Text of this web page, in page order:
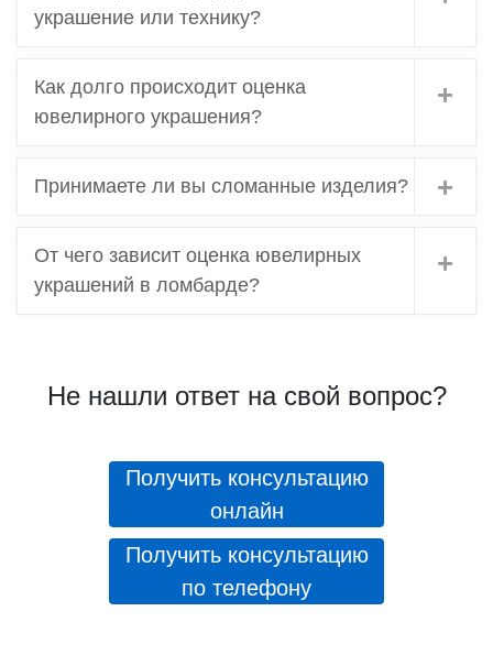
украшение или технику?
Как долго происходит оценка
ювелирного украшения?
Принимаете ли вы сломанные изделия?
От чего зависит оценка ювелирных
украшений в ломбарде?
Не нашли ответ на свой вопрос?
Получить консультацию
онлайн
Получить консультацию
по телефону